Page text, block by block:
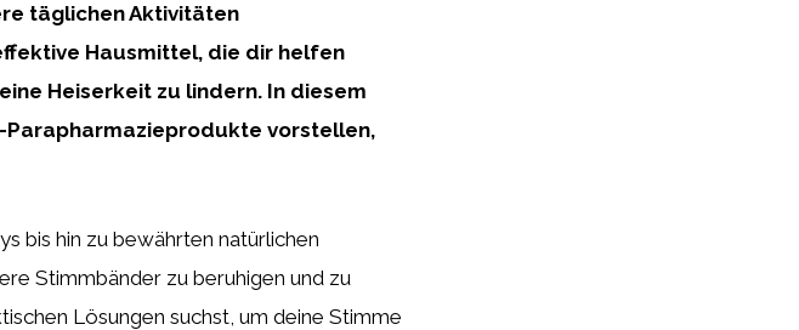
täglichen Aktivitäten
Hausmittel, die dir helfen
Heiserkeit zu lindern. In diesem
vorstellen,
bis hin zu bewährten natürlichen
Stimmbänder zu beruhigen und zu
Lösungen suchst, um deine Stimme